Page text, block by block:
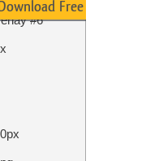
#6
Free PNG